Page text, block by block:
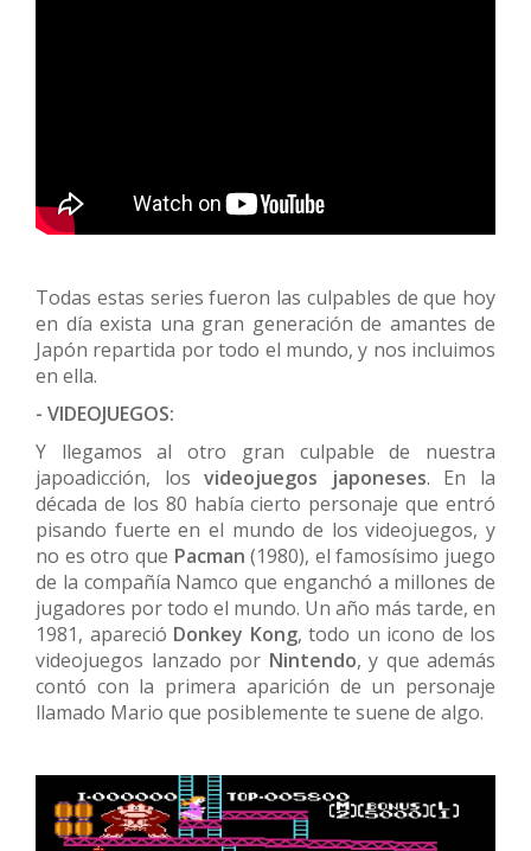
Todas estas series fueron las culpables de que hoy
en día exista una gran generación de amantes de
Japón repartida por todo el mundo, y nos incluimos
en ella.
- VIDEOJUEGOS:
Y llegamos al otro gran culpable de nuestra
japoadicción, losvideojuegos japoneses. En la
década de los 80 había cierto personaje que entró
pisando fuerte en el mundo de los videojuegos, y
no es otro que Pacman(1980), el famosísimo juego
de la compañía Namco que enganchó a millones de
jugadores por todo el mundo. Un año más tarde, en
1981, apareció Donkey Kong, todo un icono de los
videojuegos lanzado por Nintendo, y que además
contó con la primera aparición de un personaje
llamado Mario que posiblemente te suene de algo.